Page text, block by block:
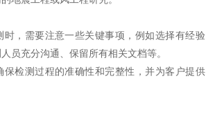
时，需要注意一些关键事项，例如选择有经验
员充分沟通、保留所有相关文档等。
保检测过程的准确性和完整性，并为客户提供